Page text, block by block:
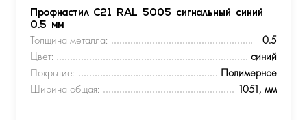
Профнастил С21 RAL 5005 сигнальный синий
0.5 мм
Толщина металла:
0.5
Цвет:
синий
Покрытие:
Полимерное
Ширина общая:
1051, мм